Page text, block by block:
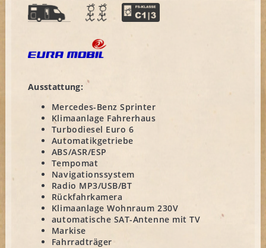
Ausstattung:
Mercedes-Benz Sprinter
Klimaanlage Fahrerhaus
Turbodiesel Euro 6
Automatikgetriebe
ABS/ASR/ESP
Tempomat
Navigationssystem
Radio MP3/USB/BT
Rückfahrkamera
Klimaanlage Wohnraum 230V
automatische SAT-Antenne mit TV
Markise
Fahrradträger